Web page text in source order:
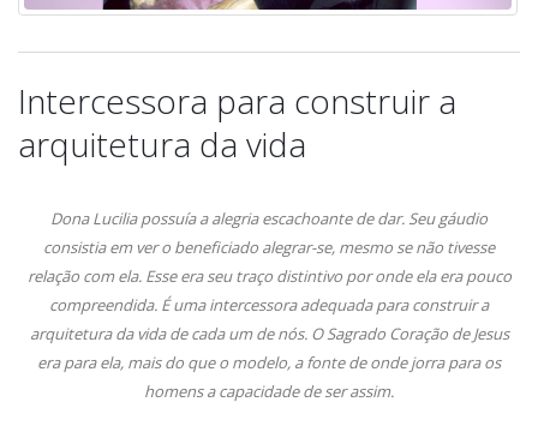
Intercessora para construir a
arquitetura da vida
Dona Lucilia possuía a alegria escachoante de dar. Seu gáudio
consistia em ver o beneficiado alegrar-se, mesmo se não tivesse
relação com ela. Esse era seu traço distintivo por onde ela era pouco
compreendida. É uma intercessora adequada para construir a
arquitetura da vida de cada um de nós. O Sagrado Coração de Jesus
era para ela, mais do que o modelo, a fonte de onde jorra para os
homens a capacidade de ser assim.